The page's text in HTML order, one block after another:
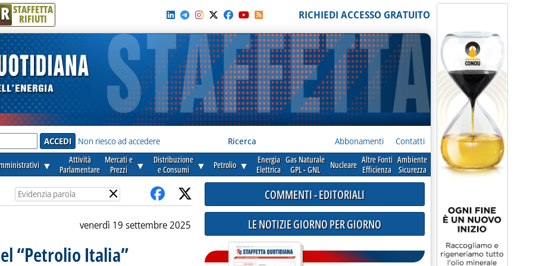
R STAFFETTA
RIFIUTI RICHIEDI ACCESSO GRATUITO
Non riesco ad accedere Ricerca Abbonamenti Contatti
▼
Attività
Parlamentare
Mercati e
Prezzi
▼
Distribuzione
e Consumi
▼ Petrolio ▼
Energia
Elettrica
Gas Naturale
GPL - GNL
Nucleare Altre Fonti
Efficienza
Ambiente
Sicurezza
×
venerdì 19 settembre 2025
“Petrolio Italia”
COMMENTI - EDITORIALI
LE NOTIZIE GIORNO PER GIORNO